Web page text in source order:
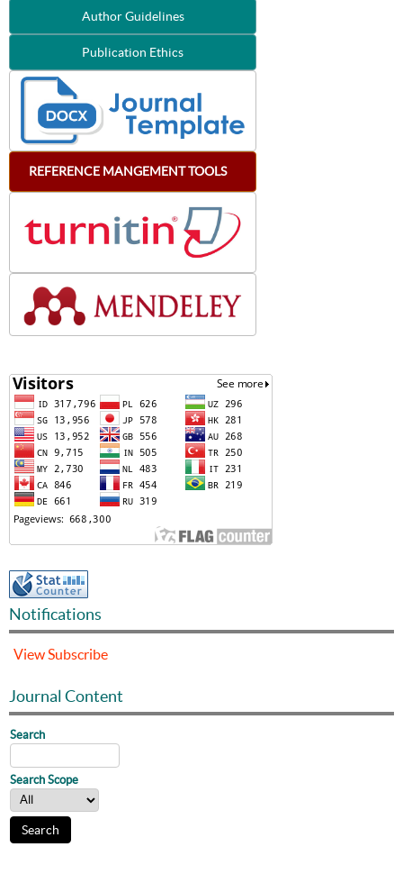
Author Guidelines
Publication Ethics
REFERENCE MANGEMENT TOOLS
Notifications
ViewSubscribe
Journal Content
Search
Search Scope